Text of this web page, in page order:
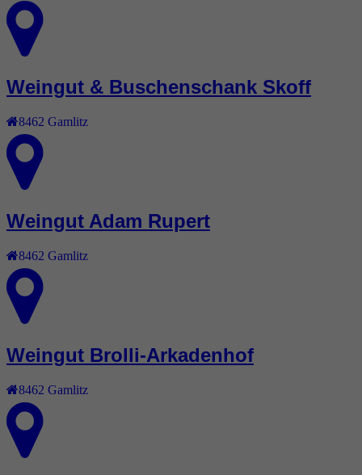
Weingut & Buschenschank Skoff
8462 Gamlitz
Weingut Adam Rupert
8462 Gamlitz
Weingut Brolli-Arkadenhof
8462 Gamlitz